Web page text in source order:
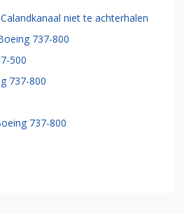
niet te achterhalen
737-800
500
737-800
737-800